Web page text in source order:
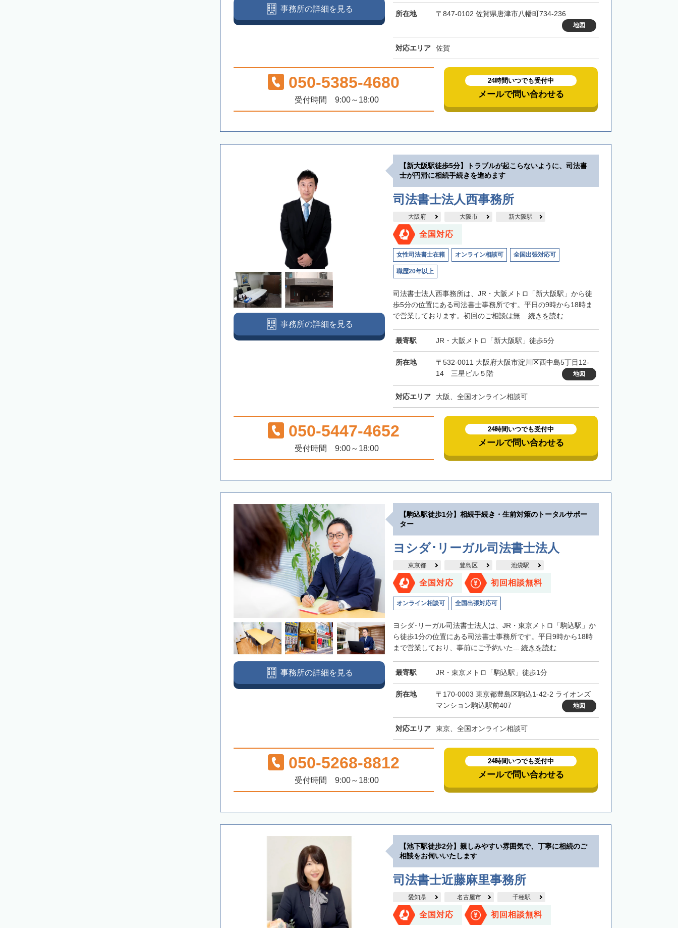
所在地 〒847-0102 佐賀県唐津市八幡町734-236
地図
対応エリア 佐賀
事務所の詳細を見る
050-5385-4680
受付時間 9:00～18:00
24時間いつでも受付中
メールで問い合わせる
【新大阪駅徒歩5分】トラブルが起こらないように、司法書
士が円滑に相続手続きを進めます
司法書士法人西事務所
大阪府 大阪市 新大阪駅
全国対応
女性司法書士在籍 オンライン相談可 全国出張対応可
職歴20年以上
司法書士法人西事務所は、JR・大阪メトロ「新大阪駅」から徒
歩5分の位置にある司法書士事務所です。平日の9時から18時ま
で営業しております。初回のご相談は無... 続きを読む
最寄駅 JR・大阪メトロ「新大阪駅」徒歩5分
所在地
〒532-0011 大阪府大阪市淀川区西中島5丁目12-
14 三星ビル５階
地図
対応エリア 大阪、全国オンライン相談可
事務所の詳細を見る
050-5447-4652
受付時間 9:00～18:00
24時間いつでも受付中
メールで問い合わせる
【駒込駅徒歩1分】相続手続き・生前対策のトータルサポー
ター
ヨシダ･リーガル司法書士法人
東京都 豊島区 池袋駅
全国対応 初回相談無料
オンライン相談可 全国出張対応可
ヨシダ･リーガル司法書士法人は、JR・東京メトロ「駒込駅」か
ら徒歩1分の位置にある司法書士事務所です。平日9時から18時
まで営業しており、事前にご予約いた... 続きを読む
最寄駅 JR・東京メトロ「駒込駅」徒歩1分
所在地
〒170-0003 東京都豊島区駒込1-42-2 ライオンズ
マンション駒込駅前407
地図
対応エリア 東京、全国オンライン相談可
事務所の詳細を見る
050-5268-8812
受付時間 9:00～18:00
24時間いつでも受付中
メールで問い合わせる
【池下駅徒歩2分】親しみやすい雰囲気で、丁寧に相続のご
相談をお伺いいたします
司法書士近藤麻里事務所
愛知県 名古屋市 千種駅
全国対応 初回相談無料